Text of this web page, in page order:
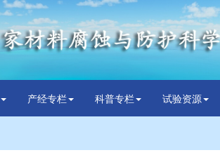
产经专栏 科普专栏 试验资源